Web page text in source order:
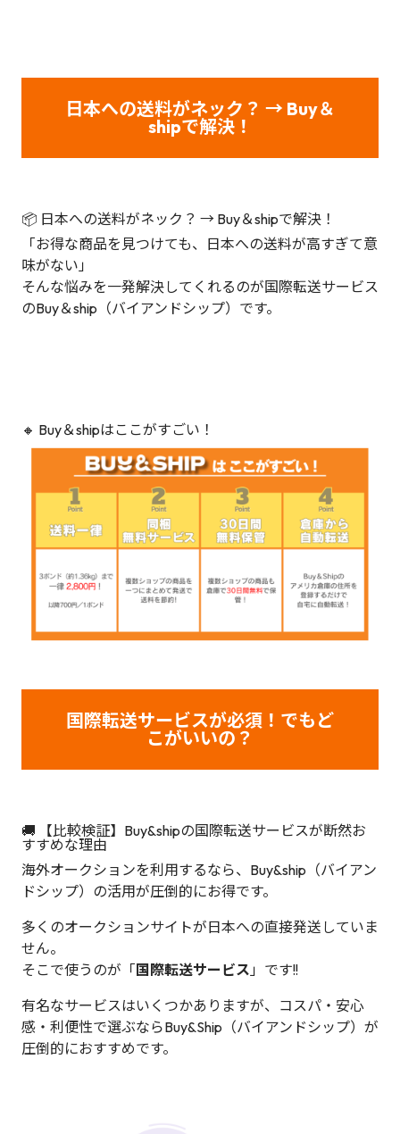
日本への送料がネック？ → Buy＆
shipで解決！
📦 日本への送料がネック？ → Buy＆shipで解決！
「お得な商品を見つけても、日本への送料が高すぎて意
味がない」
そんな悩みを一発解決してくれるのが国際転送サービス
のBuy＆ship（バイアンドシップ）です。
🔸 Buy＆shipはここがすごい！
国際転送サービスが必須！でもど
こがいいの？
🚚 【比較検証】Buy&shipの国際転送サービスが断然お
すすめな理由
海外オークションを利用するなら、Buy&ship（バイアン
ドシップ）の活用が圧倒的にお得です。
多くのオークションサイトが日本への直接発送していま
せん。
そこで使うのが「 国際転送サービス」です!!
有名なサービスはいくつかありますが、コスパ・安心
感・利便性で選ぶならBuy&Ship（バイアンドシップ）が
圧倒的におすすめです。